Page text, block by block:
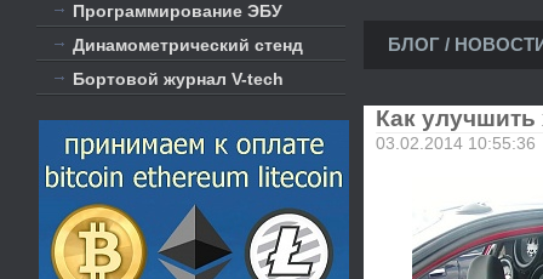
Программирование ЭБУ
Динамометрический стенд
Бортовой журнал V-tech
БЛОГ /
Как улучшить
03.02.2014 10:55:36